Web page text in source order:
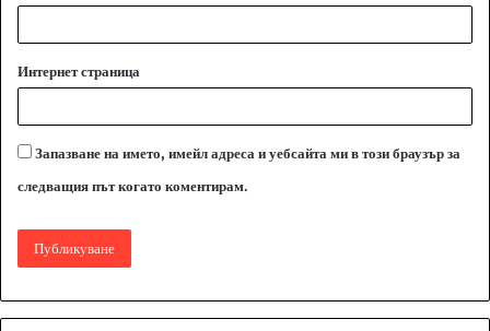
Интернет страница
Запазване на името, имейл адреса и уебсайта ми в този браузър за
следващия път когато коментирам.